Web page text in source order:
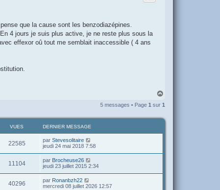
que la cause sont les benzodiazépines.
4 jours je suis plus active, je ne reste plus sous la
effexor oû tout me semblait inaccessible ( 4 ans
u
5 messages • Page 1 sur 1
VUES DERNIER MESSAGE
22585 par Stevesolitaire
jeudi 24 mai 2018 7:58
11104 par Brocheuse26
jeudi 23 juillet 2015 2:34
40296 par Ronanbzh22
mercredi 08 juillet 2026 12:57